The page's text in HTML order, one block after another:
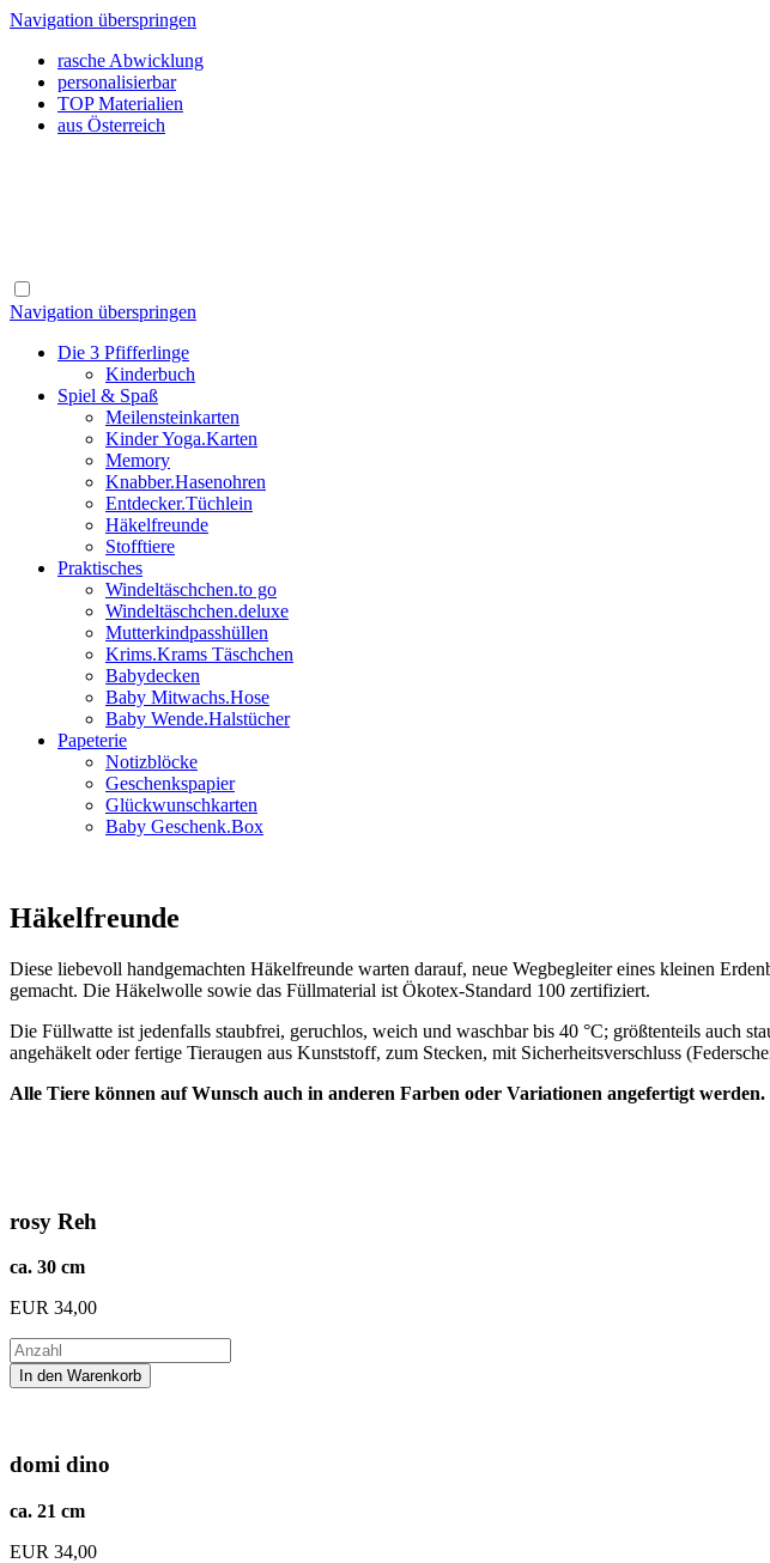
Navigation überspringen
rasche Abwicklung
personalisierbar
TOP Materialien
aus Österreich
Navigation überspringen
Die 3 Pfifferlinge
Kinderbuch
Spiel & Spaß
Meilensteinkarten
Kinder Yoga.Karten
Memory
Knabber.Hasenohren
Entdecker.Tüchlein
Häkelfreunde
Stofftiere
Praktisches
Windeltäschchen.to go
Windeltäschchen.deluxe
Mutterkindpasshüllen
Krims.Krams Täschchen
Babydecken
Baby Mitwachs.Hose
Baby Wende.Halstücher
Papeterie
Notizblöcke
Geschenkspapier
Glückwunschkarten
Baby Geschenk.Box
Häkelfreunde
Diese liebevoll handgemachten Häkelfreunde warten darauf, neue Wegbegleiter eines kleinen
gemacht. Die Häkelwolle sowie das Füllmaterial ist Ökotex-Standard 100 zertifiziert.
Die Füllwatte ist jedenfalls staubfrei, geruchlos, weich und waschbar bis 40 °C; größtenteils auch
angehäkelt oder fertige Tieraugen aus Kunststoff, zum Stecken, mit Sicherheitsverschluss
Alle Tiere können auf Wunsch auch in anderen Farben oder Variationen angefertigt werden.
rosy Reh
ca. 30 cm
EUR 34,00
domi dino
ca. 21 cm
EUR 34,00